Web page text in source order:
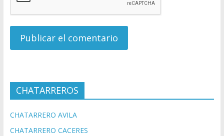
CHATARREROS
CHATARRERO AVILA
CHATARRERO CACERES